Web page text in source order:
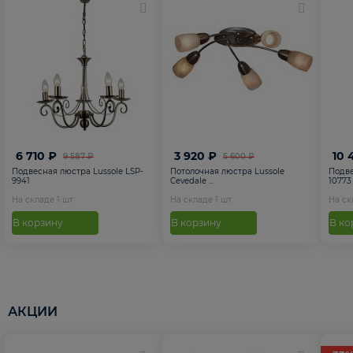
9 587 ₽
6 710 ₽
Подвесная люстра Lussole LSP-
9941
На складе 1 шт
В корзину
5 600 ₽
3 920 ₽
Потолочная люстра Lussole
Cevedale ...
На складе 1 шт
В корзину
10
10773
На
В
АКЦИИ